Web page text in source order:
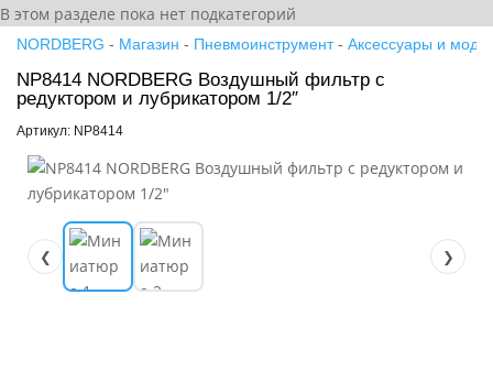
В этом разделе пока нет подкатегорий
NORDBERG - Магазин - Пневмоинструмент- Аксессуары и
NP8414 NORDBERG Воздушный фильтр с
редуктором и лубрикатором 1/2″
Артикул: NP8414
❮ ❯